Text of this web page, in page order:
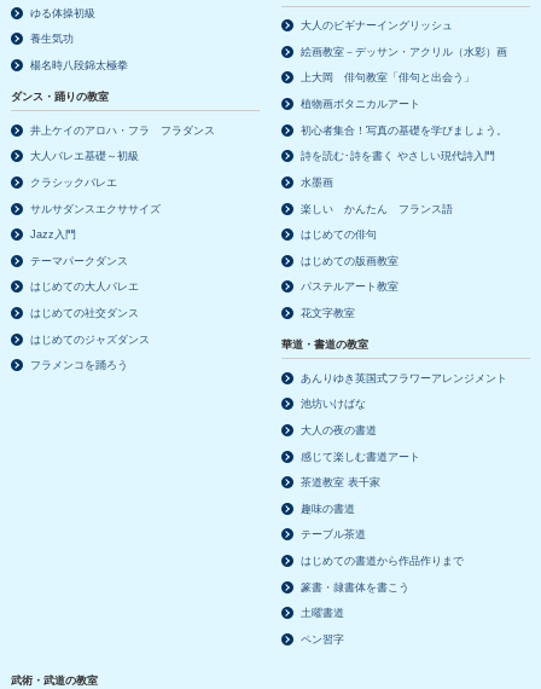
ゆる体操初級
養生気功
楊名時八段錦太極拳
ダンス・踊りの教室
井上ケイのアロハ・フラ フラダンス
大人バレエ基礎～初級
クラシックバレエ
サルサダンスエクササイズ
Jazz入門
テーマパークダンス
はじめての大人バレエ
はじめての社交ダンス
はじめてのジャズダンス
フラメンコを踊ろう
大人のビギナーイングリッシュ
絵画教室－デッサン・アクリル（水彩）画
上大岡 俳句教室「俳句と出会う」
植物画ボタニカルアート
初心者集合！写真の基礎を学びましょう。
詩を読む･詩を書く やさしい現代詩入門
水墨画
楽しい かんたん フランス語
はじめての俳句
はじめての版画教室
パステルアート教室
花文字教室
華道・書道の教室
あんりゆき英国式フラワーアレンジメント
池坊いけばな
大人の夜の書道
感じて楽しむ書道アート
茶道教室 表千家
趣味の書道
テーブル茶道
はじめての書道から作品作りまで
篆書・隷書体を書こう
土曜書道
ペン習字
武術・武道の教室